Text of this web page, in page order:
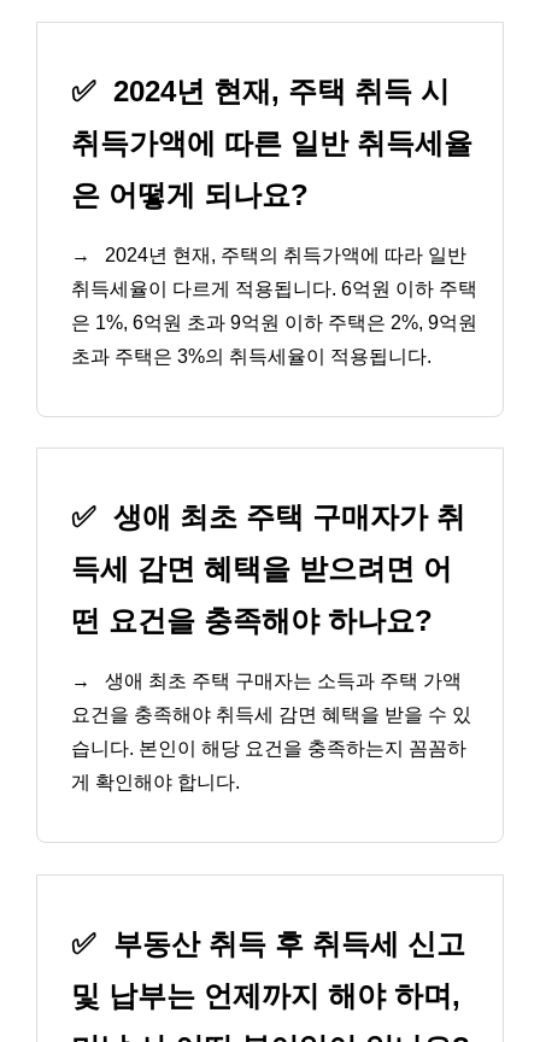
✅ 2024년 현재, 주택 취득 시
취득가액에 따른 일반 취득세율
은 어떻게 되나요?
→
2024년 현재, 주택의 취득가액에 따라 일반
취득세율이 다르게 적용됩니다. 6억원 이하 주택
은 1%, 6억원 초과 9억원 이하 주택은 2%, 9억원
초과 주택은 3%의 취득세율이 적용됩니다.
✅ 생애 최초 주택 구매자가 취
득세 감면 혜택을 받으려면 어
떤 요건을 충족해야 하나요?
→
생애 최초 주택 구매자는 소득과 주택 가액
요건을 충족해야 취득세 감면 혜택을 받을 수 있
습니다. 본인이 해당 요건을 충족하는지 꼼꼼하
게 확인해야 합니다.
✅ 부동산 취득 후 취득세 신고
및 납부는 언제까지 해야 하며,